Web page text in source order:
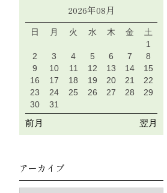
2026年08月
日 月 火 水 木 金
土
1
2
3 4 5 6 7
8
9
10 11 12 13 14
15
16
17 18 19 20 21
22
23
24 25 26 27 28
29
30
31
前月 翌月
アーカイブ